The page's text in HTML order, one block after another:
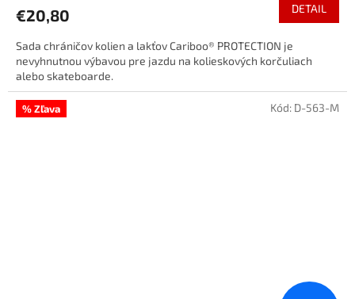
€20,80 DETAIL
Sada chráničov kolien a lakťov Cariboo® PROTECTION je
nevyhnutnou výbavou pre jazdu na kolieskových korčuliach
alebo skateboarde.
% Zľava Kód: D-563-M